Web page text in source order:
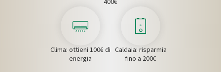
400€
Clima: ottieni 100€ di energia
Clima: ottieni 100€ di
energia
Caldaia: risparmia fino a 200€
Caldaia: risparmia
fino a 200€